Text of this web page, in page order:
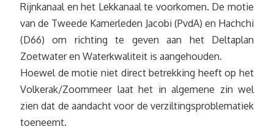
Rijnkanaal en het Lekkanaal te voorkomen. De motie
van de Tweede Kamerleden Jacobi (PvdA) en Hachchi
(D66) om richting te geven aan het Deltaplan
Zoetwater en Waterkwaliteit is aangehouden.
Hoewel de motie niet direct betrekking heeft op het
Volkerak/Zoommeer laat het in algemene zin wel
zien dat de aandacht voor de verziltingsproblematiek
toeneemt.